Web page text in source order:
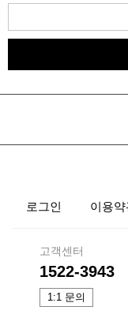
로그인 이용
고객센터
1522-3943
1:1 문의